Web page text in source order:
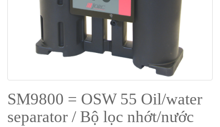
SM9800 = OSW 55 Oil/water
separator / Bộ lọc nhớt/nước